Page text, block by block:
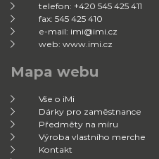
telefon: +420 545 425 411
fax: 545 425 410
e-mail: imi@imi.cz
web: www.imi.cz
Mapa webu
Vše o iMi
Dárky pro zaměstnance
Předměty na míru
Výroba vlastního merche
Kontakt